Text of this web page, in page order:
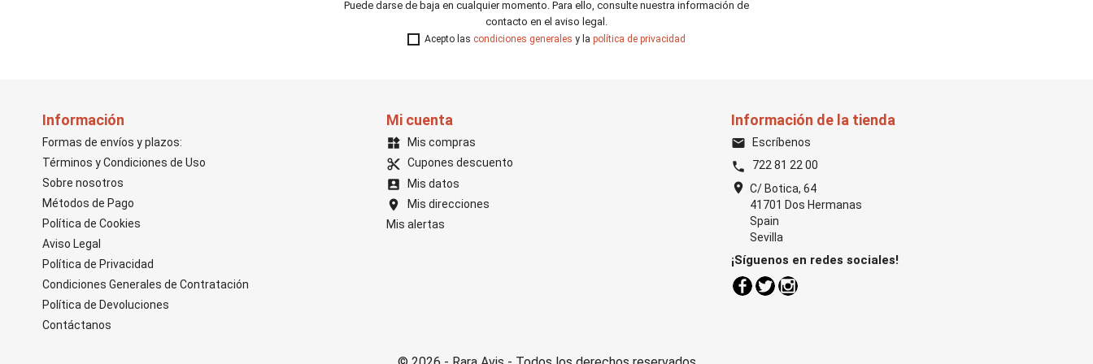
Puede darse de baja en cualquier momento. Para ello, consulte nuestra información de
contacto en el aviso legal.
Acepto las condiciones generales y la política de privacidad
Información
Formas de envíos y plazos:
Términos y Condiciones de Uso
Sobre nosotros
Métodos de Pago
Política de Cookies
Aviso Legal
Política de Privacidad
Condiciones Generales de Contratación
Política de Devoluciones
Contáctanos
Mi cuenta
widgets Mis compras
content_cut Cupones descuento
account_box Mis datos
location_on
Mis direcciones
Mis alertas
Información de la tienda
email Escríbenos
phone 722 81 22 00
location_on C/ Botica, 64
41701 Dos Hermanas
Spain
Sevilla
¡Síguenos en redes sociales!
Facebook
TwitterInstagram